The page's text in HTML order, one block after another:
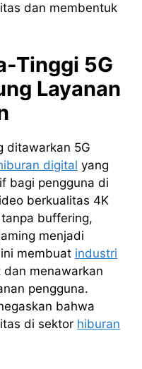
dan membentuk
Tinggi 5G
Layanan
ditawarkan 5G
digital yang
bagi pengguna di
berkualitas 4K
buffering,
menjadi
membuat industri
menawarkan
pengguna.
bahwa
di sektor hiburan